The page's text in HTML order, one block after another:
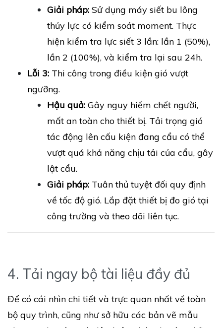
Giải pháp: Sử dụng máy siết bu lông
thủy lực có kiểm soát moment. Thực
hiện kiểm tra lực siết 3 lần: lần 1 (50%),
lần 2 (100%), và kiểm tra lại sau 24h.
Lỗi 3: Thi công trong điều kiện gió vượt
ngưỡng.
Hậu quả: Gây nguy hiểm chết người,
mất an toàn cho thiết bị. Tải trọng gió
tác động lên cấu kiện đang cẩu có thể
vượt quá khả năng chịu tải của cẩu, gây
lật cẩu.
Giải pháp: Tuân thủ tuyệt đối quy định
về tốc độ gió. Lắp đặt thiết bị đo gió tại
công trường và theo dõi liên tục.
4. Tải ngay bộ tài liệu đầy đủ
Để có cái nhìn chi tiết và trực quan nhất về toàn
bộ quy trình, cũng như sở hữu các bản vẽ mẫu